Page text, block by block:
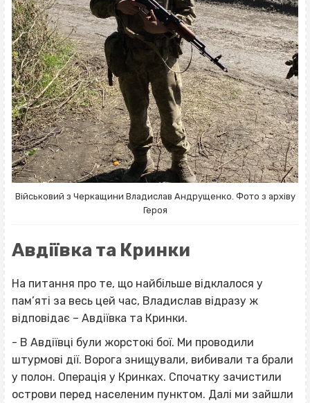
Військовий з Черкащини Владислав Андрущенко. Фото з архіву
Героя
Авдіївка та Кринки
На питання про те, що найбільше відклалося у
пам’яті за весь цей час, Владислав відразу ж
відповідає – Авдіївка та Кринки.
- В Авдіївці були жорстокі бої. Ми проводили
штурмові дії. Ворога знищували, вибивали та брали
у полон. Операція у Кринках. Спочатку зачистили
острови перед населеним пунктом. Далі ми зайшли